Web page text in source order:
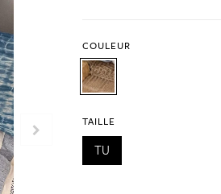
COULEUR
TAILLE
TU